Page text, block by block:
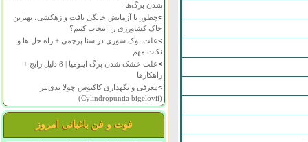
شدن برگ‌ها
>چطور با آزمایش خانگی بافت و زهکشی، بهترین
خاک کشاورزی را انتخاب کنیم؟
>علت نوک سوزی دراسنا پرچمی + راه حل ها و
نکات مهم
>
علت خشک شدن برگ ایپومیا | 8 دلیل رایج +
راهکارها
>معرفی و نگهداری کاکتوس چولا تدی‌بیر
(Cylindropuntia bigelovii)
فوت و فن باغبانی امروز